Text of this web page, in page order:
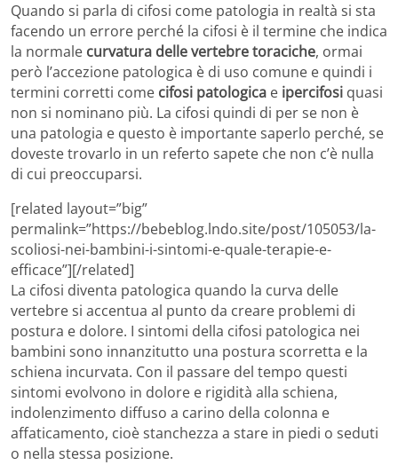
Quando si parla di cifosi come patologia in realtà si sta
facendo un errore perché la cifosi è il termine che indica
la normale curvatura delle vertebre toraciche, ormai
però l’accezione patologica è di uso comune e quindi i
termini corretti come cifosi patologica e ipercifosi quasi
non si nominano più. La cifosi quindi di per se non è
una patologia e questo è importante saperlo perché, se
doveste trovarlo in un referto sapete che non c’è nulla
di cui preoccuparsi.
[related layout=”big”
permalink=”https://bebeblog.lndo.site/post/105053/la-
scoliosi-nei-bambini-i-sintomi-e-quale-terapie-e-
efficace”][/related]
La cifosi diventa patologica quando la curva delle
vertebre si accentua al punto da creare problemi di
postura e dolore. I sintomi della cifosi patologica nei
bambini sono innanzitutto una postura scorretta e la
schiena incurvata. Con il passare del tempo questi
sintomi evolvono in dolore e rigidità alla schiena,
indolenzimento diffuso a carino della colonna e
affaticamento, cioè stanchezza a stare in piedi o seduti
o nella stessa posizione.